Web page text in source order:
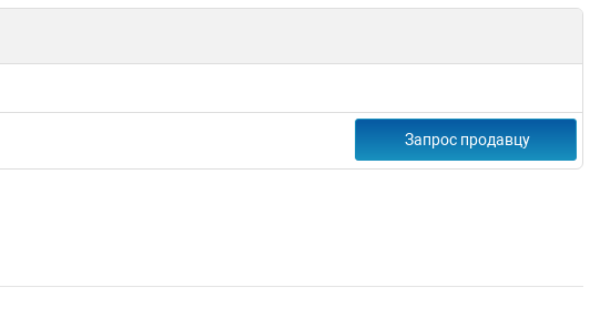
Запрос продавцу